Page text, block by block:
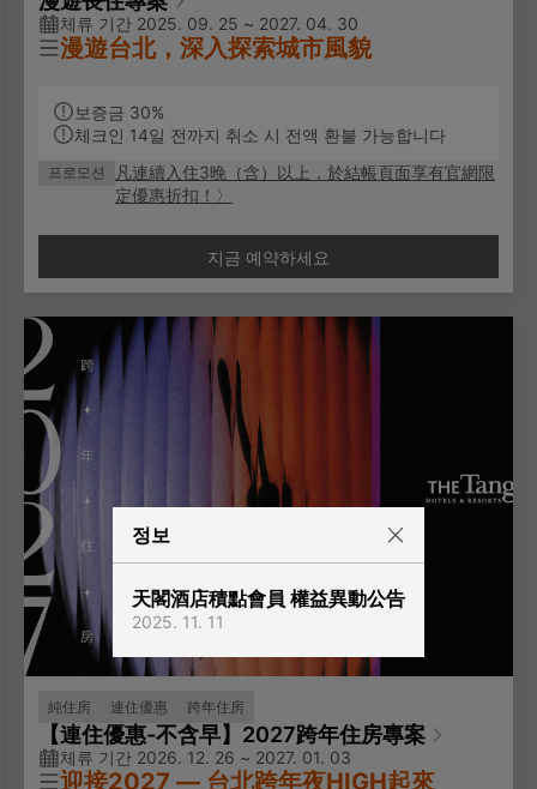
체류 기간 2025. 09. 25 ~ 2027. 04. 30
漫遊台北，深入探索城市風貌
凡連續入住3晚（含）以上，即享有官網限定房價優
惠！
✨專案說明：
頁面(最後一步)自動顯示。若僅預訂 1–2 晚，則
以一般房價計算
此專案住宿期間每日僅收垃圾及補充礦泉水，恕
不更換床單、被單套、枕套、毛巾（連續住宿超
過7日者，每7日更換一次）
若住宿期間需打掃服務，需加價800元/1日
免費早餐
免費使用房內MINI BAR
免費寬頻上網
보증금 30%
체크인 14일 전까지 취소 시 전액 환불 가능합니다
프로모션
凡連續入住3晚（含）以上，於結帳頁面享有官網限
定優惠折扣！ 〉
지금 예약하세요
純住房 連住優惠 跨年住房
【連住優惠-不含早】2027跨年住房專案
체류 기간 2026. 12. 26 ~ 2027. 01. 03
迎接2027 — 台北跨年夜HIGH起來
정보
天閣酒店積點會員 權益異動公告
2025. 11. 11